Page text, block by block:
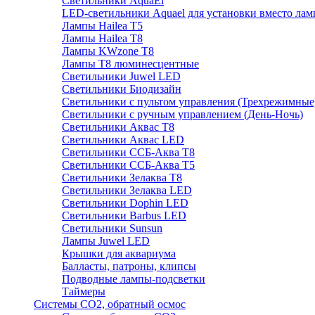
LED-светильники Aquael для установки вместо
Лампы Hailea Т5
Лампы Hailea Т8
Лампы KWzone Т8
Лампы Т8 люминесцентные
Светильники Juwel LED
Светильники Биодизайн
Светильники с пультом управления
Светильники с ручным управлением (День-Ночь)
Светильники Аквас Т8
Светильники Аквас LED
Светильники ССБ-Аква Т8
Светильники ССБ-Аква Т5
Светильники Зелаква Т8
Светильники Зелаква LED
Светильники Dophin LED
Светильники Barbus LED
Светильники Sunsun
Лампы Juwel LED
Крышки для аквариума
Балласты, патроны, клипсы
Подводные лампы-подсветки
Таймеры
Системы CO2, обратный осмос